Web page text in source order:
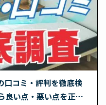
口コミ・評判を徹底検
良い点・悪い点を正直